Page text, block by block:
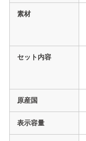
素材
セット内容
原産国
表示容量